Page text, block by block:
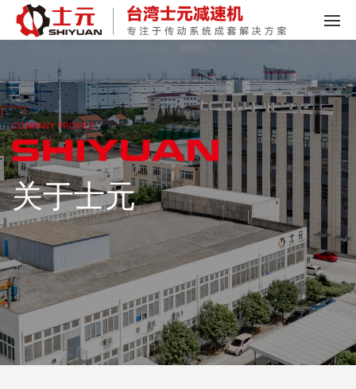
COMPANY PROFILE
关于士元